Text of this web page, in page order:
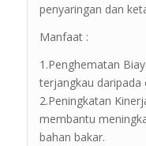
penyaringan dan
Manfaat :
1.Penghematan
terjangkau daripada
2.Peningkatan
membantu
bahan bakar.